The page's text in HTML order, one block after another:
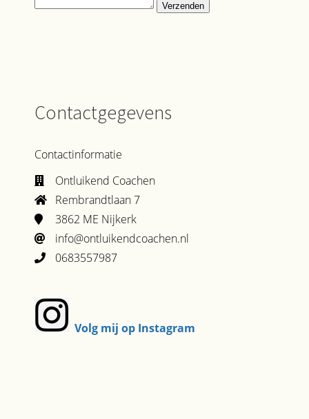
Verzenden
Contactgegevens
Contactinformatie
Ontluikend Coachen
Rembrandtlaan 7
3862 ME Nijkerk
info@ontluikendcoachen.nl
0683557987
Volg mij op Instagram